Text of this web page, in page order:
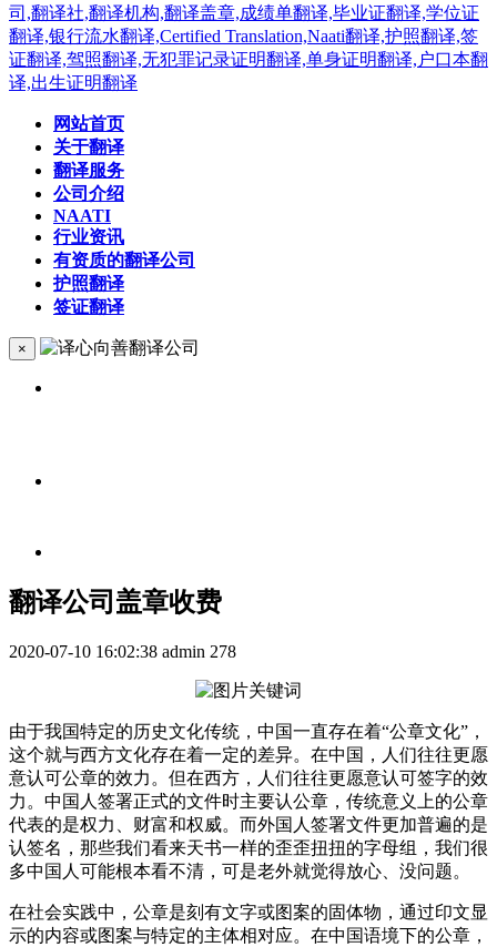
网站首页
关于翻译
翻译服务
公司介绍
NAATI
行业资讯
有资质的翻译公司
护照翻译
签证翻译
×
翻译公司盖章收费
2020-07-10 16:02:38 admin 278
由于我国特定的历史文化传统，中国一直存在着“公章文化”，
这个就与西方文化存在着一定的差异。在中国，人们往往更愿
意认可公章的效力。但在西方，人们往往更愿意认可签字的效
力。中国人签署正式的文件时主要认公章，传统意义上的公章
代表的是权力、财富和权威。而外国人签署文件更加普遍的是
认签名，那些我们看来天书一样的歪歪扭扭的字母组，我们很
多中国人可能根本看不清，可是老外就觉得放心、没问题。
在社会实践中，公章是刻有文字或图案的固体物，通过印文显
示的内容或图案与特定的主体相对应。在中国语境下的公章，